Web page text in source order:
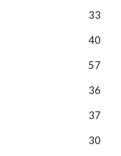
33
40
57
36
37
30